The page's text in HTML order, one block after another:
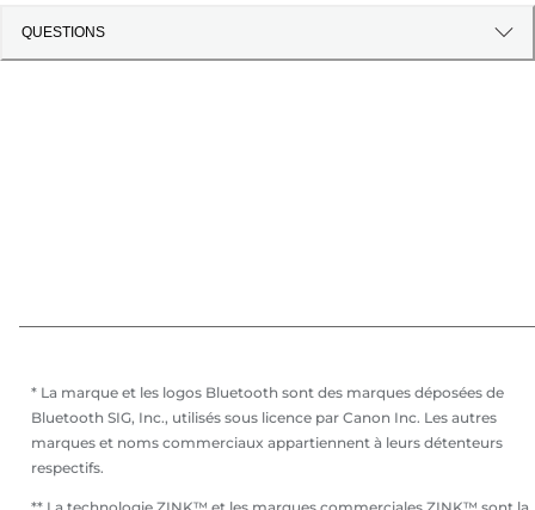
QUESTIONS
* La marque et les logos Bluetooth sont des marques déposées de
Bluetooth SIG, Inc., utilisés sous licence par Canon Inc. Les autres
marques et noms commerciaux appartiennent à leurs détenteurs
respectifs.